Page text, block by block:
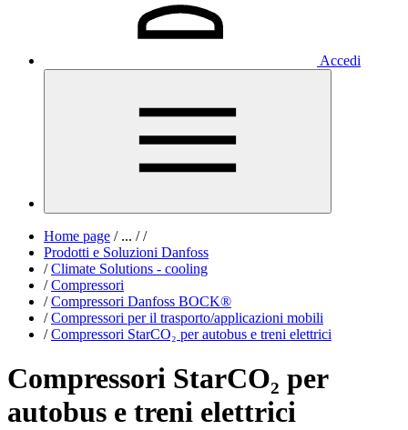
Accedi
Home page /... / /
Prodotti e Soluzioni Danfoss
/ Climate Solutions - cooling
/ Compressori
/ Compressori Danfoss BOCK®
/ Compressori per il trasporto/applicazioni mobili
/ Compressori StarCO₂ per autobus e treni elettrici
Compressori StarCO₂ per
autobus e treni elettrici